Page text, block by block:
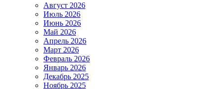
Август 2026
Июль 2026
Июнь 2026
Май 2026
Апрель 2026
Март 2026
Февраль 2026
Январь 2026
Декабрь 2025
Ноябрь 2025